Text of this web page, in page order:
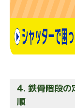
4. 鉄骨階段の
順